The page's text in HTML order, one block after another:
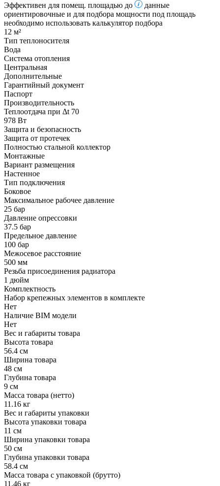
Эффективен для помещ. площадью до
данные
ориентировочные и для подбора мощности под площадь
необходимо использовать калькулятор подбора
12 м²
Тип теплоносителя
Вода
Система отопления
Центральная
Дополнительные
Гарантийный документ
Паспорт
Производительность
Теплоотдача при Δt 70
978 Вт
Защита и безопасность
Защита от протечек
Полностью стальной коллектор
Монтажные
Вариант размещения
Настенное
Тип подключения
Боковое
Максимальное рабочее давление
25 бар
Давление опрессовки
37.5 бар
Предельное давление
100 бар
Межосевое расстояние
500 мм
Резьба присоединения радиатора
1 дюйм
Комплектность
Набор крепежных элементов в комплекте
Нет
Наличие BIM модели
Нет
Вес и габариты товара
Высота товара
56.4 см
Ширина товара
48 см
Глубина товара
9 см
Масса товара (нетто)
11.16 кг
Вес и габариты упаковки
Высота упаковки товара
11 см
Ширина упаковки товара
50 см
Глубина упаковки товара
58.4 см
Масса товара с упаковкой (брутто)
11.46 кг